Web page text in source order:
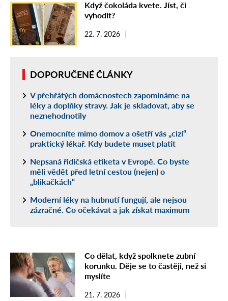
Když čokoláda kvete. Jíst, či
vyhodit?
22. 7. 2026
DOPORUČENÉ ČLÁNKY
V přehřátých domácnostech zapomínáme na
léky a doplňky stravy. Jak je skladovat, aby se
neznehodnotily
Onemocníte mimo domov a ošetří vás „cizí“
praktický lékař. Kdy budete muset platit
Nepsaná řidičská etiketa v Evropě. Co byste
měli vědět před letní cestou (nejen) o
„blikačkách“
Moderní léky na hubnutí fungují, ale nejsou
zázračné. Co očekávat a jak získat maximum
Co dělat, když spolknete zubní
korunku. Děje se to častěji, než si
myslíte
21. 7. 2026